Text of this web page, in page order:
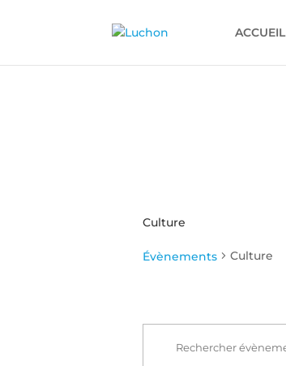
ACCUEIL
Culture
Évènements Culture
Évènements
Recherche